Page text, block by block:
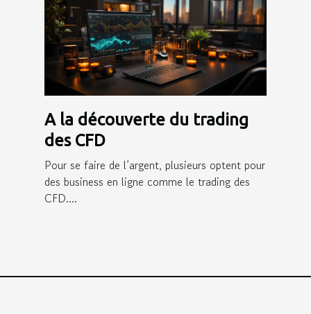
A la découverte du trading
des CFD
Pour se faire de l’argent, plusieurs optent pour
des business en ligne comme le trading des
CFD....